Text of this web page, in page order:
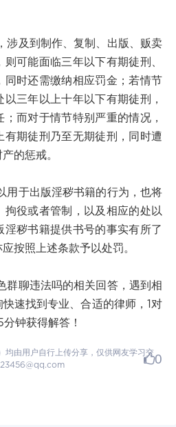
及到制作、复制、出版、贩卖
可能面临三年以下有期徒刑、
同时还需缴纳相应罚金；若情节
三年以上十年以下有期徒刑，
；而对于情节特别严重的情况，
期徒刑乃至无期徒刑，同时遭
的惩戒。
于出版淫秽书籍的行为，也将
拘役或者管制，以及相应的处以
秽书籍提供书号的事实有所了
按照上述条款予以处罚。
聊违法吗的相关回答，遇到相
速找到专业、合适的律师，1对
钟获得解答！
均由用户自行上传分享，仅供网友学习交0